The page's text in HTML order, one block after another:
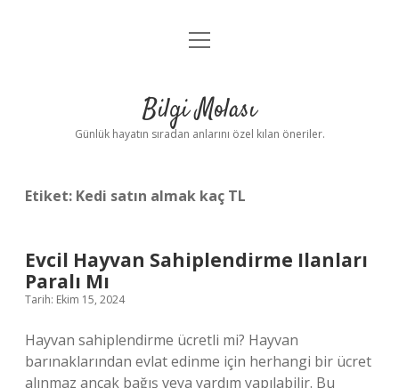
Anasayfa
Yasal Uyarı
menüyü
Bilgi Molası
Günlük hayatın sıradan anlarını özel kılan öneriler.
Etiket: Kedi satın almak kaç TL
Evcil Hayvan Sahiplendirme Ilanları
Paralı Mı
Tarih: Ekim 15, 2024
Hayvan sahiplendirme ücretli mi? Hayvan
barınaklarından evlat edinme için herhangi bir ücret
alınmaz ancak bağış veya yardım yapılabilir. Bu